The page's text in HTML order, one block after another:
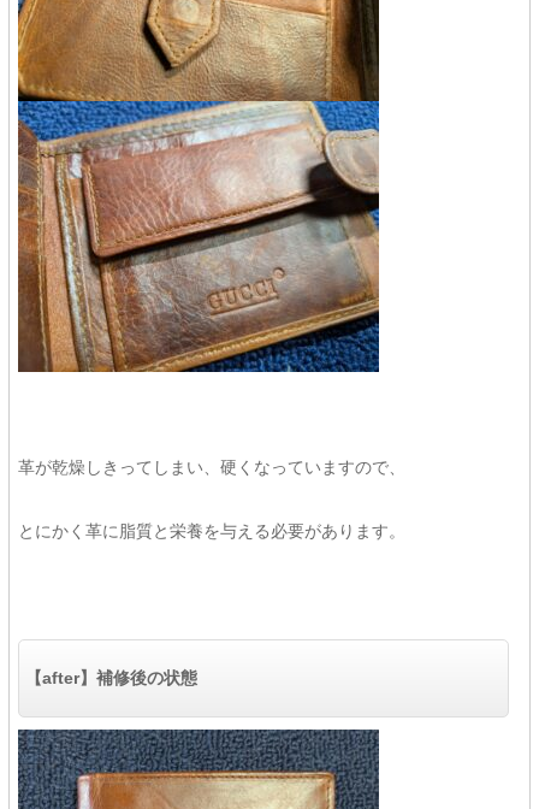
革が乾燥しきってしまい、硬くなっていますので、
とにかく革に脂質と栄養を与える必要があります。
【after】補修後の状態